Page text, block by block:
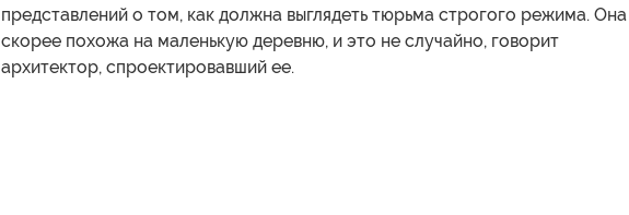
представлений о том, как должна выглядеть тюрьма строгого режима. Она
скорее похожа на маленькую деревню, и это не случайно, говорит
архитектор, спроектировавший ее.